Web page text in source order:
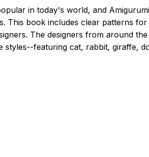
in today's world, and
This book includes clear patterns
The designers from around
styles--featuring cat, rabbit, giraffe,